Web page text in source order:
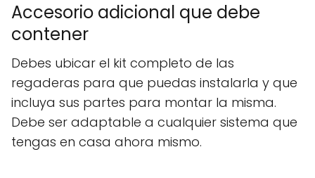
Accesorio adicional que debe
contener
Debes ubicar el kit completo de las
regaderas para que puedas instalarla y que
incluya sus partes para montar la misma.
Debe ser adaptable a cualquier sistema que
tengas en casa ahora mismo.